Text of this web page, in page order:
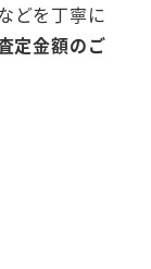
どを丁寧に
定金額のご